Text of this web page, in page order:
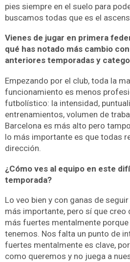
pies siempre en el suelo para
buscamos todas que es el
Vienes de jugar en primera
qué has notado más cambio
anteriores temporadas y
Empezando por el club, toda la
funcionamiento es menos
futbolístico: la intensidad,
entrenamientos, volumen de
Barcelona es más alto pero
lo más importante es que todas
dirección.
¿Cómo ves al equipo en este
temporada?
Lo veo bien y con ganas de
más importante, pero sí que creo
más fuertes mentalmente
tenemos. Nos falta un punto de
fuertes mentalmente es clave,
como queremos y no juega a